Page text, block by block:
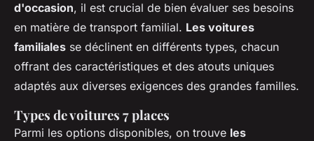
d'occasion, il est crucial de bien évaluer ses besoins
en matière de transport familial. Les voitures
familiales se déclinent en différents types, chacun
offrant des caractéristiques et des atouts uniques
adaptés aux diverses exigences des grandes familles.
Types de voitures 7 places
Parmi les options disponibles, on trouve les